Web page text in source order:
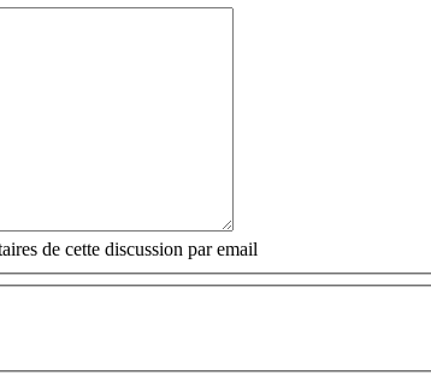
de cette discussion par email